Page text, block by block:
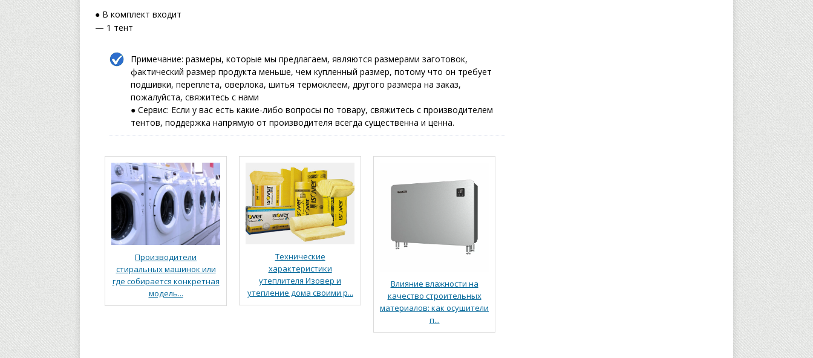
● В комплект входит
— 1 тент
Примечание: размеры, которые мы предлагаем, являются размерами заготовок,
фактический размер продукта меньше, чем купленный размер, потому что он требует
подшивки, переплета, оверлока, шитья термоклеем, другого размера на заказ,
пожалуйста, свяжитесь с нами
● Сервис: Если у вас есть какие-либо вопросы по товару, свяжитесь с производителем
тентов, поддержка напрямую от производителя всегда существенна и ценна.
Производители
стиральных машинок или
где собирается конкретная
модель...
Технические
характеристики
утеплителя Изовер и
утепление дома своими р...
Влияние влажности на
качество строительных
материалов: как осушители
п...